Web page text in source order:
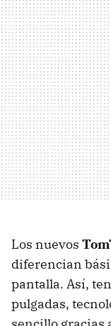
Los nuevos
diferencian
pantalla. Así,
pulgadas,